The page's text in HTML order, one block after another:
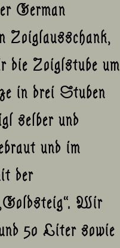
German
Zoiglausschank,
die Zoiglstube um
in drei Stuben
selber und
und im
der
Wir
50 Liter sowie